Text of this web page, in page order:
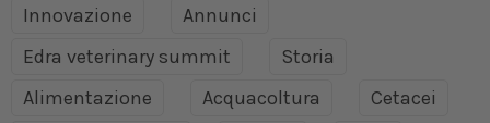
Innovazione
Annunci
Edra veterinary summit
Storia
Alimentazione
Acquacoltura
Cetacei